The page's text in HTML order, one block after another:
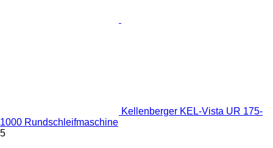
Kellenberger KEL-Vista UR 175-
1000 Rundschleifmaschine
5